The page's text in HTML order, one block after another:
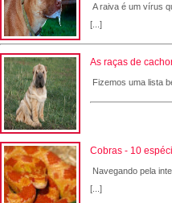
A raiva é um vírus
[...]
As raças de
Fizemos uma lista
Cobras - 10
Navegando pela
[...]